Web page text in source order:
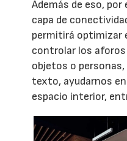
Además de eso, por
capa de
permitirá optimizar
controlar los
objetos o
texto, ayudarnos
espacio interior,